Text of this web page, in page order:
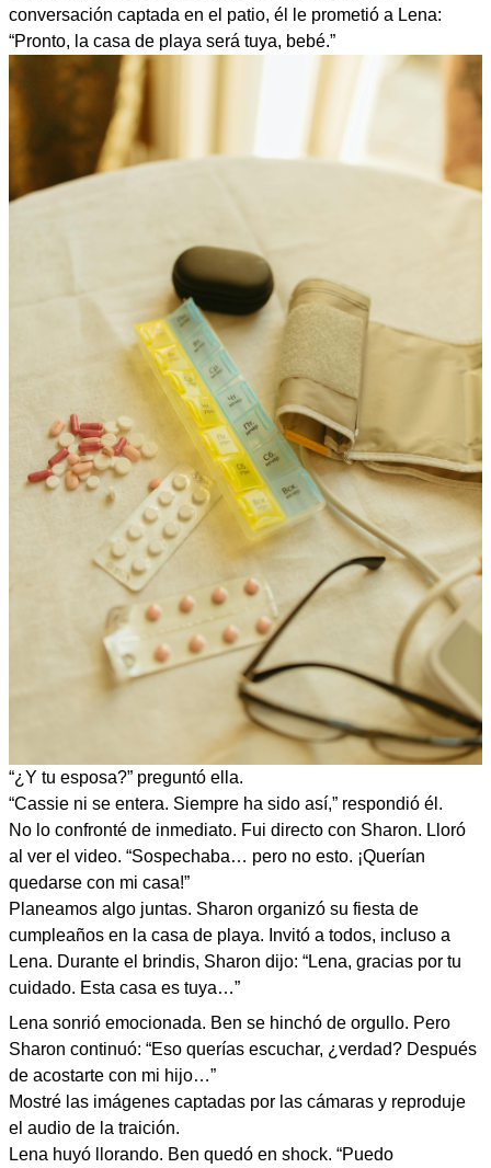
conversación captada en el patio, él le prometió a Lena:
“Pronto, la casa de playa será tuya, bebé.”
“¿Y tu esposa?” preguntó ella.
“Cassie ni se entera. Siempre ha sido así,” respondió él.
No lo confronté de inmediato. Fui directo con Sharon. Lloró
al ver el video. “Sospechaba… pero no esto. ¡Querían
quedarse con mi casa!”
Planeamos algo juntas. Sharon organizó su fiesta de
cumpleaños en la casa de playa. Invitó a todos, incluso a
Lena. Durante el brindis, Sharon dijo: “Lena, gracias por tu
cuidado. Esta casa es tuya…”
Lena sonrió emocionada. Ben se hinchó de orgullo. Pero
Sharon continuó: “Eso querías escuchar, ¿verdad? Después
de acostarte con mi hijo…”
Mostré las imágenes captadas por las cámaras y reproduje
el audio de la traición.
Lena huyó llorando. Ben quedó en shock. “Puedo